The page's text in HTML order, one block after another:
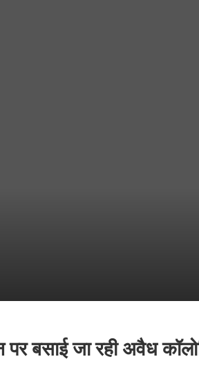
बसाई जा रही अवैध